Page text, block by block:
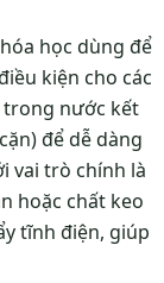
học dùng để
kiện cho các
trong nước kết
để dễ dàng
vai trò chính là
hoặc chất keo
tĩnh điện, giúp